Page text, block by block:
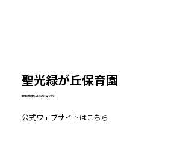
​聖光緑が丘保育園
東京都武蔵村山市緑が丘1610-1
公式ウェブサイトはこちら